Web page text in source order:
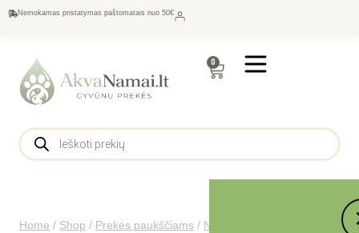
Nemokamas pristatymas paštomatais nuo 50€
0
Home / Shop / Prekės paukščiams / Narvai paukščiams